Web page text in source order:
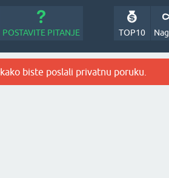
POSTAVITE PITANJE TOP10
kako biste poslali privatnu poruku.